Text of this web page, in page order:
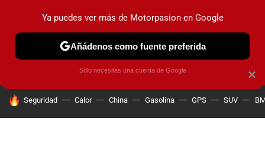
PRUEBAS COCHES ELÉCTRICOS OBSERVATORIO
HOY SE HABLA DE
Seguridad Calor China Gasolina GPS SUV
×
Ya puedes ver más de Motorpasion en Google
Añádenos como fuente preferida
Solo necesitas una cuenta de Google